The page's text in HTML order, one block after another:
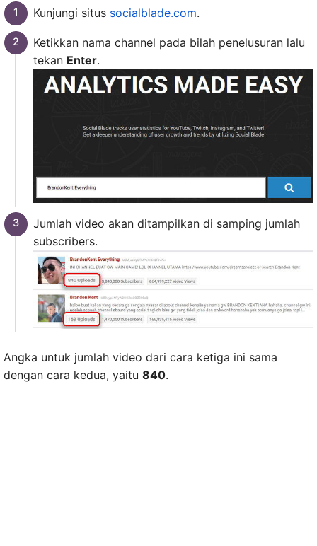
Kunjungi situs socialblade.com.
Ketikkan nama channel pada bilah penelusuran lalu
tekan Enter.
Jumlah video akan ditampilkan di samping jumlah
subscribers.
Angka untuk jumlah video dari cara ketiga ini sama
dengan cara kedua, yaitu 840.